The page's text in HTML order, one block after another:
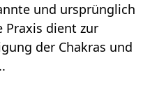
und ursprünglich
Praxis dient zur
der Chakras und